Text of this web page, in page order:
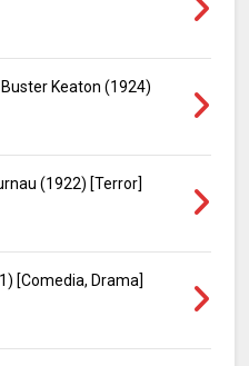
Keaton (1924)
(1922) [Terror]
[Comedia, Drama]